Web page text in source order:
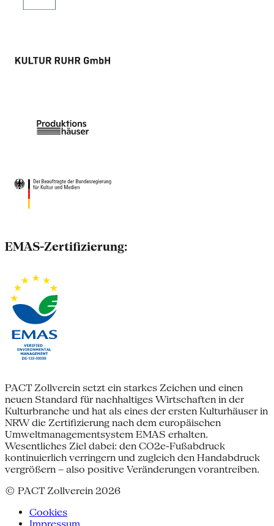
EMAS-Zertifizierung:
PACT Zollverein setzt ein starkes Zeichen und einen
neuen Standard für nachhaltiges Wirtschaften in der
Kulturbranche und hat als eines der ersten Kulturhäuser in
NRW die Zertifizierung nach dem europäischen
Umweltmanagementsystem EMAS erhalten.
Wesentliches Ziel dabei: den CO2e-Fußabdruck
kontinuierlich verringern und zugleich den Handabdruck
vergrößern – also positive Veränderungen vorantreiben.
© PACT Zollverein 2026
Cookies